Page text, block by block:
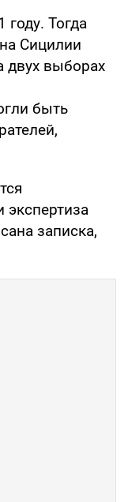
Тогда
Сицилии
двух выборах
быть
экспертиза
записка,